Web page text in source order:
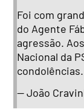
Foi com
do Agente
agressão.
Nacional da
condolências.
— João